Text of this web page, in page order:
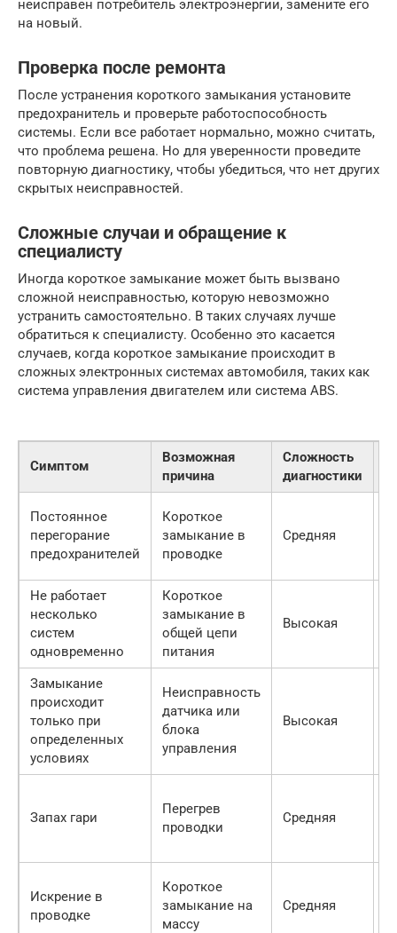
неисправен потребитель электроэнергии, замените его
на новый.
Проверка после ремонта
После устранения короткого замыкания установите
предохранитель и проверьте работоспособность
системы. Если все работает нормально, можно считать,
что проблема решена. Но для уверенности проведите
повторную диагностику, чтобы убедиться, что нет других
скрытых неисправностей.
Сложные случаи и обращение к
специалисту
Иногда короткое замыкание может быть вызвано
сложной неисправностью, которую невозможно
устранить самостоятельно. В таких случаях лучше
обратиться к специалисту. Особенно это касается
случаев, когда короткое замыкание происходит в
сложных электронных системах автомобиля, таких как
система управления двигателем или система ABS.
Симптом
Возможная
причина
Сложность
диагностики
Постоянное
перегорание
предохранителей
Короткое
замыкание в
проводке
Средняя
Не работает
несколько
систем
одновременно
Короткое
замыкание в
общей цепи
питания
Высокая
Замыкание
происходит
только при
определенных
условиях
Неисправность
датчика или
блока
управления
Высокая
Запах гари
Перегрев
проводки
Средняя
Искрение в
проводке
Короткое
замыкание на
массу
Средняя